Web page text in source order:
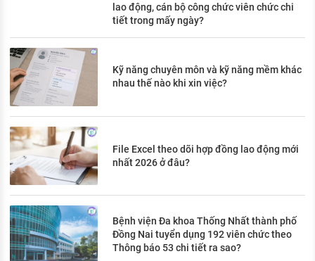
lao động, cán bộ công chức viên chức chi
tiết trong mấy ngày?
Kỹ năng chuyên môn và kỹ năng mềm khác
nhau thế nào khi xin việc?
File Excel theo dõi hợp đồng lao động mới
nhất 2026 ở đâu?
Bệnh viện Đa khoa Thống Nhất thành phố
Đồng Nai tuyển dụng 192 viên chức theo
Thông báo 53 chi tiết ra sao?